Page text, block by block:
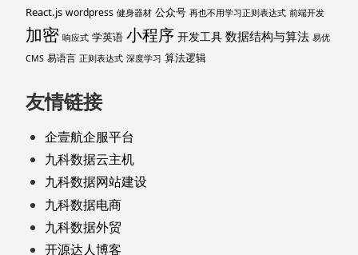
React.js wordpress 健身器材 公众号 再也不用学习正则表达式 前端开发
加密 响应式 学英语 小程序 开发工具 数据结构与算法 易优
CMS 易语言 正则表达式 深度学习 算法逻辑
友情链接
企壹航企服平台
九科数据云主机
九科数据网站建设
九科数据电商
九科数据外贸
开源达人博客